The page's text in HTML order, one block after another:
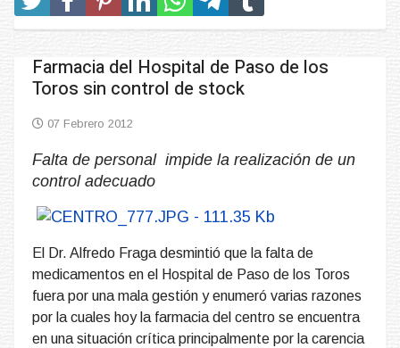
Farmacia del Hospital de Paso de los
Toros sin control de stock
07 Febrero 2012
Falta de personal impide la realización de un
control adecuado
El Dr. Alfredo Fraga desmintió que la falta de
medicamentos en el Hospital de Paso de los Toros
fuera por una mala gestión y enumeró varias razones
por la cuales hoy la farmacia del centro se encuentra
en una situación crítica principalmente por la carencia